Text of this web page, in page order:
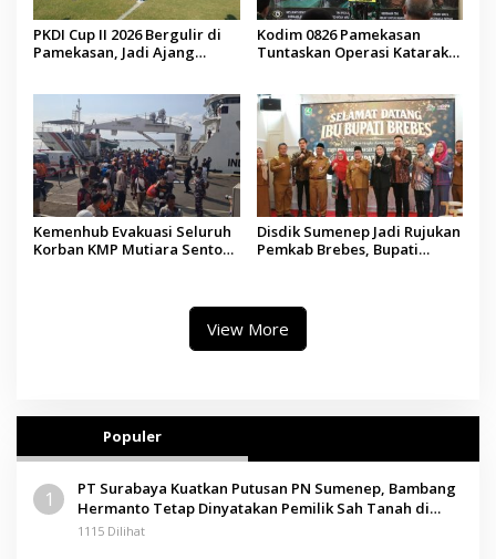
PKDI Cup II 2026 Bergulir di
Pamekasan, Jadi Ajang
Kodim 0826 Pamekasan
Tuntaskan Operasi Katarak
Kemenhub Evakuasi Seluruh
Korban KMP Mutiara Sentosa
Disdik Sumenep Jadi Rujukan
Pemkab Brebes, Bupati
View More
Populer
1
PT Surabaya Kuatkan Putusan PN Sumenep, Bambang
Hermanto Tetap Dinyatakan Pemilik Sah Tanah di
Pamolokan
1115 Dilihat